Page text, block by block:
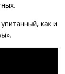
как и